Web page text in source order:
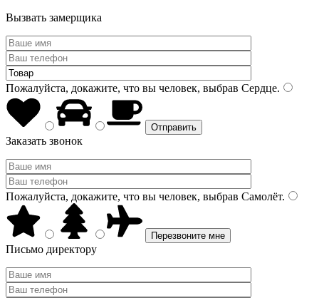
Вызвать замерщика
Пожалуйста, докажите, что вы человек, выбрав Сердце.
Заказать звонок
Пожалуйста, докажите, что вы человек, выбрав Самолёт.
Письмо директору